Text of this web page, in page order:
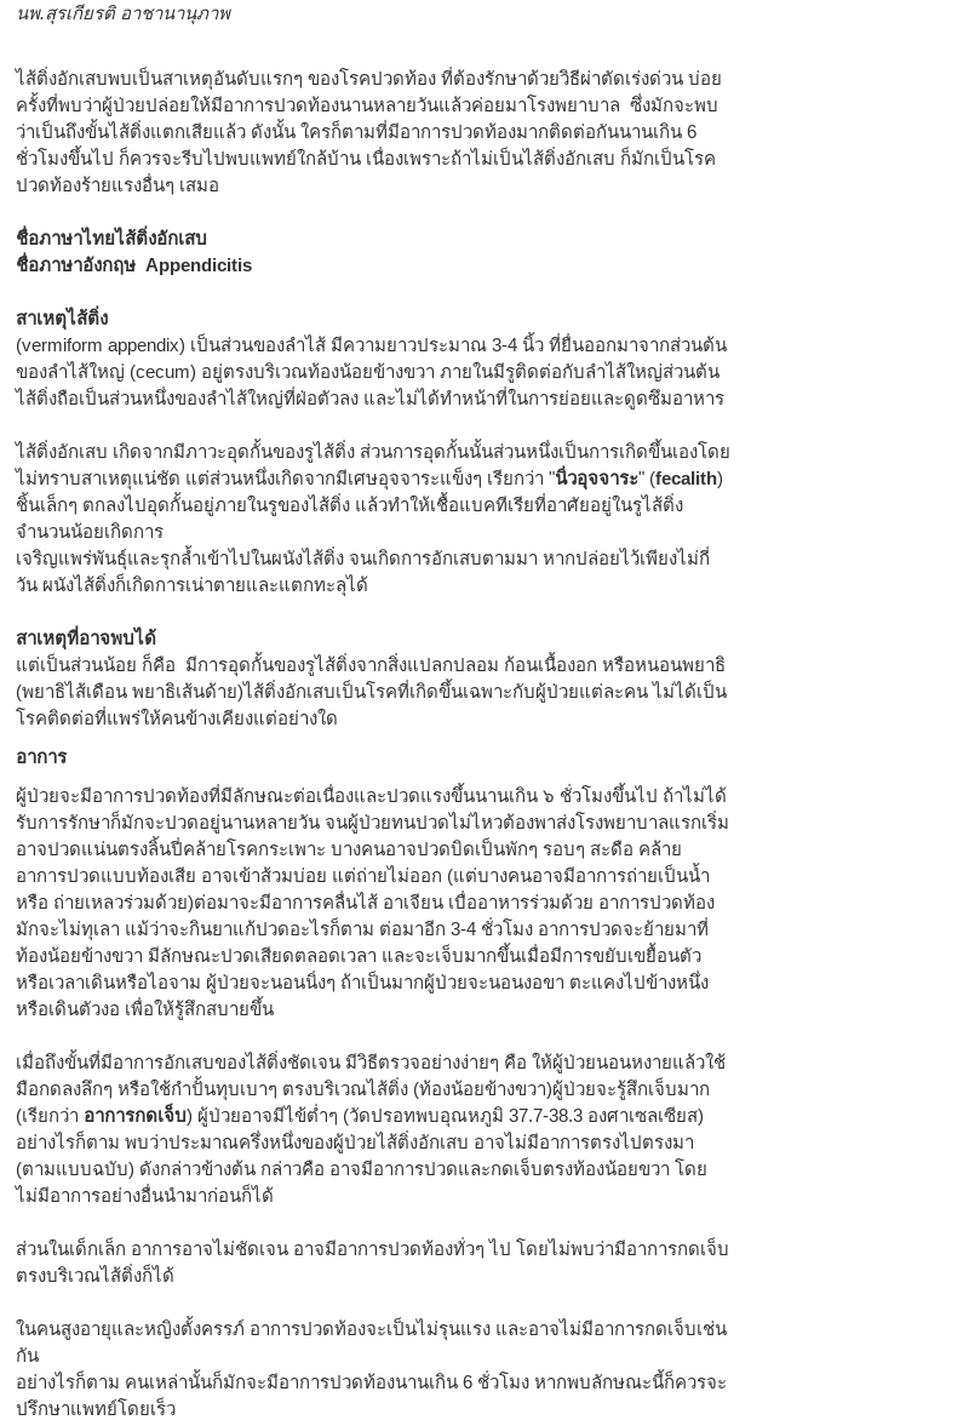
นพ.สุรเกียรติ อาชานานุภาพ
ไส้ติ่งอักเสบพบเป็นสาเหตุอันดับแรกๆ ของโรคปวดท้อง ที่ต้องรักษาด้วยวิธีผ่าตัดเร่งด่วน บ่อย
ครั้งที่พบว่าผู้ป่วยปล่อยให้มีอาการปวดท้องนานหลายวันแล้วค่อยมาโรงพยาบาล ซึ่งมักจะพบ
ว่าเป็นถึงขั้นไส้ติ่งแตกเสียแล้ว ดังนั้น ใครก็ตามที่มีอาการปวดท้องมากติดต่อกันนานเกิน 6
ชั่วโมงขึ้นไป ก็ควรจะรีบไปพบแพทย์ใกล้บ้าน เนื่องเพราะถ้าไม่เป็นไส้ติ่งอักเสบ ก็มักเป็นโรค
ปวดท้องร้ายแรงอื่นๆ เสมอ
ชื่อภาษาไทยไส้ติ่งอักเสบ
ชื่อภาษาอังกฤษ Appendicitis
สาเหตุไส้ติ่ง
(vermiform appendix) เป็นส่วนของลำไส้ มีความยาวประมาณ 3-4 นิ้ว ที่ยื่นออกมาจากส่วนต้น
ของลำไส้ใหญ่ (cecum) อยู่ตรงบริเวณท้องน้อยข้างขวา ภายในมีรูติดต่อกับลำไส้ใหญ่ส่วนต้น
ไส้ติ่งถือเป็นส่วนหนึ่งของลำไส้ใหญ่ที่ฝ่อตัวลง และไม่ได้ทำหน้าที่ในการย่อยและดูดซึมอาหาร
ไส้ติ่งอักเสบ เกิดจากมีภาวะอุดกั้นของรูไส้ติ่ง ส่วนการอุดกั้นนั้นส่วนหนึ่งเป็นการเกิดขึ้นเองโดย
ไม่ทราบสาเหตุแน่ชัด แต่ส่วนหนึ่งเกิดจากมีเศษอุจจาระแข็งๆ เรียกว่า "นิ่วอุจจาระ" (fecalith)
ชิ้นเล็กๆ ตกลงไปอุดกั้นอยู่ภายในรูของไส้ติ่ง แล้วทำให้เชื้อแบคทีเรียที่อาศัยอยู่ในรูไส้ติ่ง
จำนวนน้อยเกิดการ
เจริญแพร่พันธุ์และรุกล้ำเข้าไปในผนังไส้ติ่ง จนเกิดการอักเสบตามมา หากปล่อยไว้เพียงไม่กี่
วัน ผนังไส้ติ่งก็เกิดการเน่าตายและแตกทะลุได้
สาเหตุที่อาจพบได้
แต่เป็นส่วนน้อย ก็คือ มีการอุดกั้นของรูไส้ติ่งจากสิ่งแปลกปลอม ก้อนเนื้องอก หรือหนอนพยาธิ
(พยาธิไส้เดือน พยาธิเส้นด้าย)ไส้ติ่งอักเสบเป็นโรคที่เกิดขึ้นเฉพาะกับผู้ป่วยแต่ละคน ไม่ได้เป็น
โรคติดต่อที่แพร่ให้คนข้างเคียงแต่อย่างใด
อาการ
ผู้ป่วยจะมีอาการปวดท้องที่มีลักษณะต่อเนื่องและปวดแรงขึ้นนานเกิน ๖ ชั่วโมงขึ้นไป ถ้าไม่ได้
รับการรักษาก็มักจะปวดอยู่นานหลายวัน จนผู้ป่วยทนปวดไม่ไหวต้องพาส่งโรงพยาบาลแรกเริ่ม
อาจปวดแน่นตรงลิ้นปี่คล้ายโรคกระเพาะ บางคนอาจปวดบิดเป็นพักๆ รอบๆ สะดือ คล้าย
อาการปวดแบบท้องเสีย อาจเข้าส้วมบ่อย แต่ถ่ายไม่ออก (แต่บางคนอาจมีอาการถ่ายเป็นน้ำ
หรือ ถ่ายเหลวร่วมด้วย)ต่อมาจะมีอาการคลื่นไส้ อาเจียน เบื่ออาหารร่วมด้วย อาการปวดท้อง
มักจะไม่ทุเลา แม้ว่าจะกินยาแก้ปวดอะไรก็ตาม ต่อมาอีก 3-4 ชั่วโมง อาการปวดจะย้ายมาที่
ท้องน้อยข้างขวา มีลักษณะปวดเสียดตลอดเวลา และจะเจ็บมากขึ้นเมื่อมีการขยับเขยื้อนตัว
หรือเวลาเดินหรือไอจาม ผู้ป่วยจะนอนนิ่งๆ ถ้าเป็นมากผู้ป่วยจะนอนงอขา ตะแคงไปข้างหนึ่ง
หรือเดินตัวงอ เพื่อให้รู้สึกสบายขึ้น
เมื่อถึงขั้นที่มีอาการอักเสบของไส้ติ่งชัดเจน มีวิธีตรวจอย่างง่ายๆ คือ ให้ผู้ป่วยนอนหงายแล้วใช้
มือกดลงลึกๆ หรือใช้กำปั้นทุบเบาๆ ตรงบริเวณไส้ติ่ง (ท้องน้อยข้างขวา)ผู้ป่วยจะรู้สึกเจ็บมาก
(เรียกว่า อาการกดเจ็บ) ผู้ป่วยอาจมีไข้ต่ำๆ (วัดปรอทพบอุณหภูมิ 37.7-38.3 องศาเซลเซียส)
อย่างไรก็ตาม พบว่าประมาณครึ่งหนึ่งของผู้ป่วยไส้ติ่งอักเสบ อาจไม่มีอาการตรงไปตรงมา
(ตามแบบฉบับ) ดังกล่าวข้างต้น กล่าวคือ อาจมีอาการปวดและกดเจ็บตรงท้องน้อยขวา โดย
ไม่มีอาการอย่างอื่นนำมาก่อนก็ได้
ส่วนในเด็กเล็ก อาการอาจไม่ชัดเจน อาจมีอาการปวดท้องทั่วๆ ไป โดยไม่พบว่ามีอาการกดเจ็บ
ตรงบริเวณไส้ติ่งก็ได้
ในคนสูงอายุและหญิงตั้งครรภ์ อาการปวดท้องจะเป็นไม่รุนแรง และอาจไม่มีอาการกดเจ็บเช่น
กัน
อย่างไรก็ตาม คนเหล่านั้นก็มักจะมีอาการปวดท้องนานเกิน 6 ชั่วโมง หากพบลักษณะนี้ก็ควรจะ
ปรึกษาแพทย์โดยเร็ว